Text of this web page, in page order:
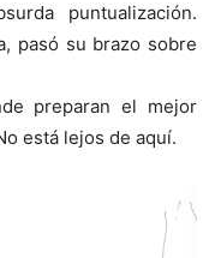
puntualización.
pasó su brazo sobre
preparan el mejor
está lejos de aquí.